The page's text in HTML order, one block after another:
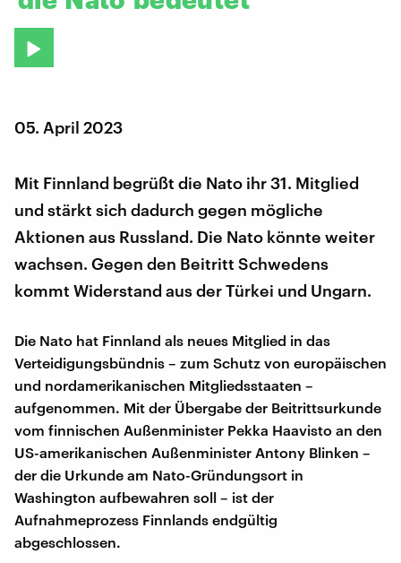
05. April 2023
Mit Finnland begrüßt die Nato ihr 31. Mitglied
und stärkt sich dadurch gegen mögliche
Aktionen aus Russland. Die Nato könnte weiter
wachsen. Gegen den Beitritt Schwedens
kommt Widerstand aus der Türkei und Ungarn.
Die Nato hat Finnland als neues Mitglied in das
Verteidigungsbündnis – zum Schutz von europäischen
und nordamerikanischen Mitgliedsstaaten –
aufgenommen. Mit der Übergabe der Beitrittsurkunde
vom finnischen Außenminister Pekka Haavisto an den
US-amerikanischen Außenminister Antony Blinken –
der die Urkunde am Nato-Gründungsort in
Washington aufbewahren soll – ist der
Aufnahmeprozess Finnlands endgültig
abgeschlossen.